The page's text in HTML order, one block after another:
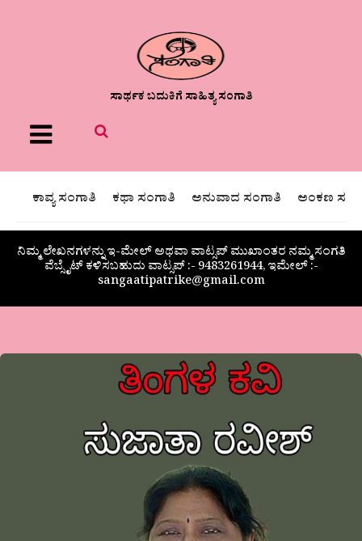
ಸಾರ್ಥಕ ಬದುಕಿಗೆ ಸಾಹಿತ್ಯ ಸಂಗಾತಿ
Menu
ಕಾವ್ಯ ಸಂಗಾತಿ ಕಥಾ ಸಂಗಾತಿ ಅನುವಾದ ಸಂಗಾತಿ ಅಂಕಣ
ನಿಮ್ಮ ಲೇಖನಗಳನ್ನು ಇ-ಮೇಲ್ ಅಥವಾ ವಾಟ್ಸಪ್ ಮುಖಾಂತರ ನಮ್ಮ ಸಂಗತಿ
ವೆಬ್ಸೈಟ್ ಕಳಿಸಬಹುದು ವಾಟ್ಸಪ್‌ :- 9483261944, ಇಮೇಲ್ :-
sangaatipatrike@gmail.com